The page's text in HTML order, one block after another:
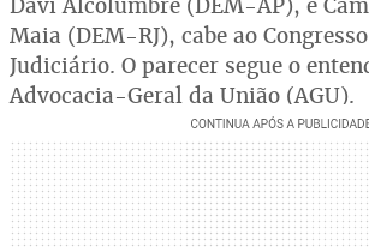
Maia (DEM-RJ), cabe ao
Judiciário. O parecer segue o
Advocacia-Geral da União (AGU).